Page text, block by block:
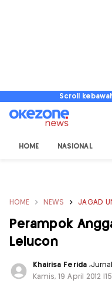
Scroll
HOME NASIONAL
HOME NEWS JAGAD
Perampok
Lelucon
Khairisa Ferida ,
Kamis, 19 April 2012